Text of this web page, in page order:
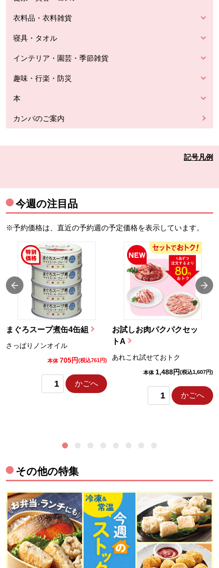
衣料品・衣料雑貨
寝具・タオル
インテリア・園芸・季節雑貨
趣味・行楽・防災
本
カンパのご案内
記号凡例
今週の注目品
※予約価格は、直近の予約週の予定価格を表示しています。
まぐろスープ煮缶4缶組
さっぱりノンオイル
本体 705円(税込761円)
かごへ
お試しお肉パクパクセッ
トA
あれこれ試せておトク
本体 1,488円(税込1,607円)
かごへ
その他の特集